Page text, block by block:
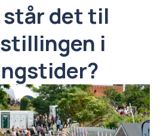
står det til
i